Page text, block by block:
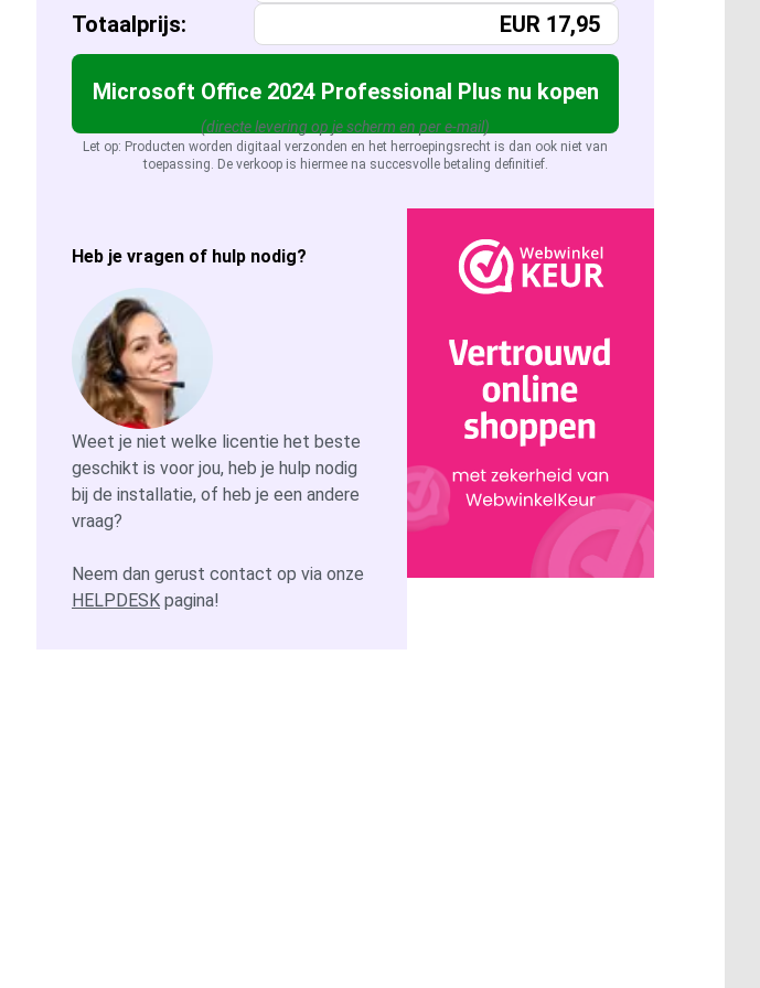
Totaalprijs: EUR 17,95
Microsoft Office 2024 Professional Plus nu kopen
(directe levering op je scherm en per e-mail)
Let op: Producten worden digitaal verzonden en het herroepingsrecht is dan ook niet van
toepassing. De verkoop is hiermee na succesvolle betaling definitief.
Heb je vragen of hulp nodig?
Weet je niet welke licentie het beste
geschikt is voor jou, heb je hulp nodig
bij de installatie, of heb je een andere
vraag?
Neem dan gerust contact op via onze
HELPDESK pagina!